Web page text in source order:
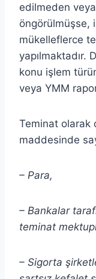
edilmeden
öngörülmüşse,
mükelleflerce
yapılmaktadır.
konu işlem
veya YMM
Teminat olarak
maddesinde
– Para,
– Bankalar
teminat
– Sigorta